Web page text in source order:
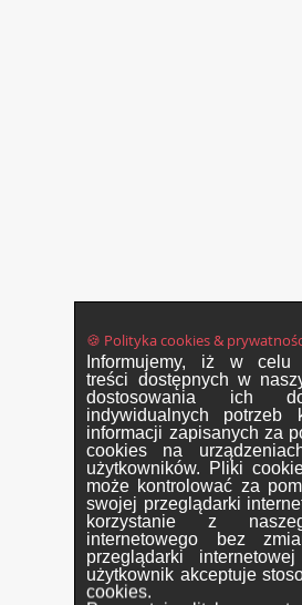
🍪 Polityka cookies &
Informujemy, iż w celu
treści dostępnych w
dostosowania ich
indywidualnych potrzeb
informacji zapisanych za
cookies na
użytkowników. Pliki
może kontrolować za
swojej przeglądarki
korzystanie z
internetowego bez
przeglądarki
użytkownik akceptuje
cookies.